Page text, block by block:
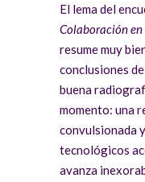
El lema del
Colaboración
resume muy
conclusiones
buena
momento: una
convulsionada
tecnológicos
avanza